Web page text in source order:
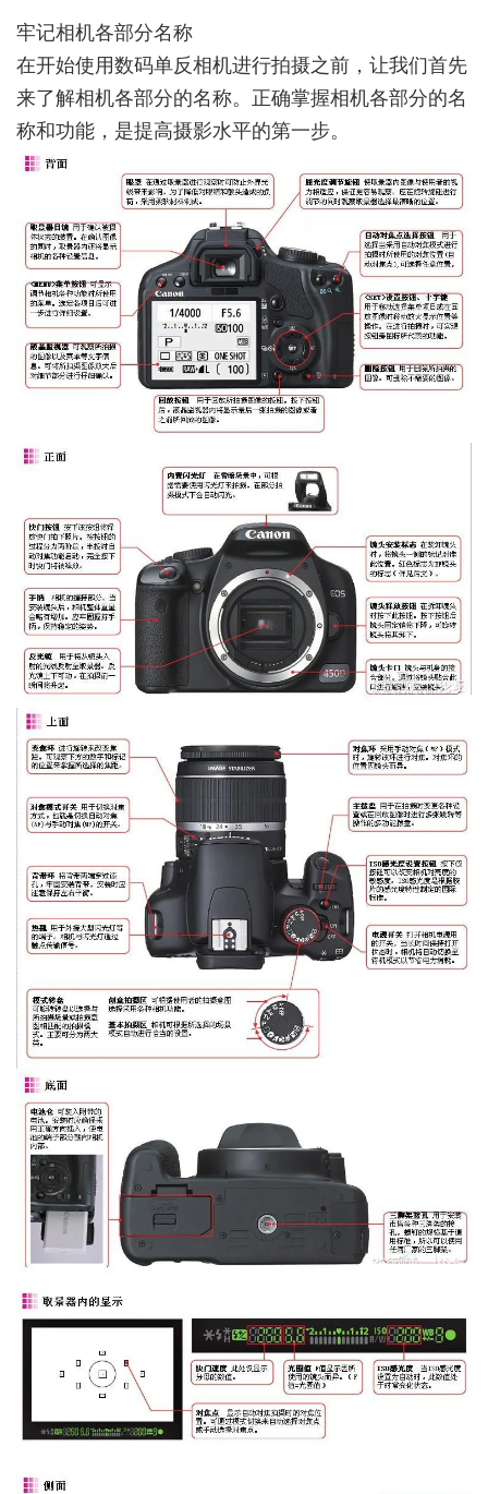
牢记相机各部分名称
在开始使用数码单反相机进行拍摄之前，让我们首先
来了解相机各部分的名称。正确掌握相机各部分的名
称和功能，是提高摄影水平的第一步。